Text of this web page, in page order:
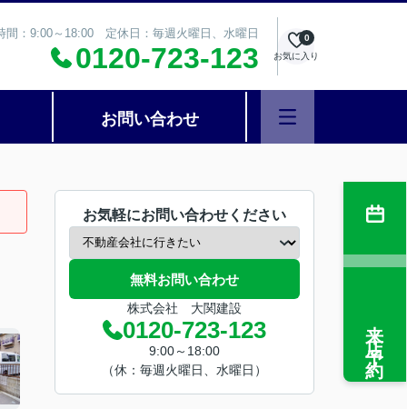
間：9:00～18:00 定休日：毎週火曜日、水曜日
0120-723-123 お気に入り
0
お問い合わせ
お気軽にお問い合わせください
無料お問い合わせ
株式会社 大関建設
0120-723-123
9:00～18:00
（休：毎週火曜日、水曜日）
来店予約